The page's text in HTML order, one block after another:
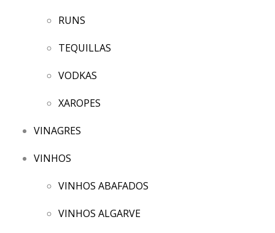
RUNS
TEQUILLAS
VODKAS
XAROPES
VINAGRES
VINHOS
VINHOS ABAFADOS
VINHOS ALGARVE